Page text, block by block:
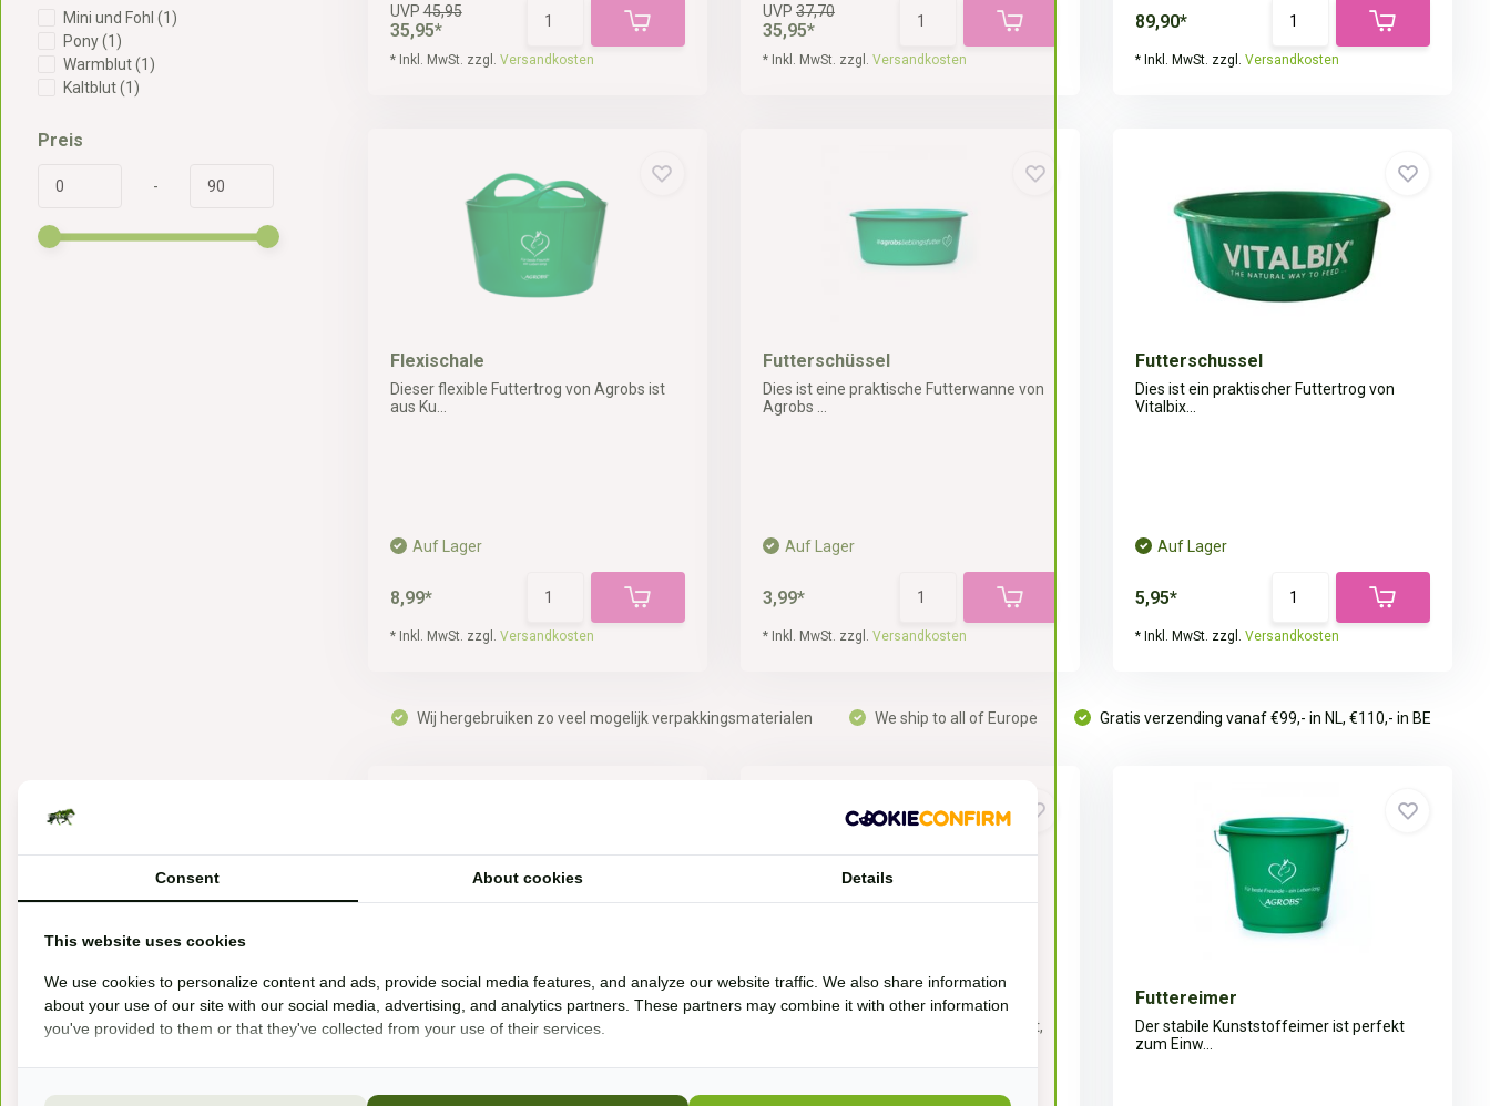
Mini und Fohl (1)
Pony(1)
Warmblut(1)
Kaltblut(1)
Preis
-
UVP45,95
35,95*
* Inkl. MwSt. zzgl. Versandkosten
UVP 37,70
35,95*
* Inkl. MwSt. zzgl. Versandkosten
89,90*
* Inkl. MwSt. zzgl.Versandkosten
Flexischale
Dieser flexible Futtertrog von Agrobs ist
aus Ku...
Auf Lager
8,99*
* Inkl. MwSt. zzgl. Versandkosten
Futterschüssel
Dies ist eine praktische Futterwanne von
Agrobs ...
Auf Lager
3,99*
* Inkl. MwSt. zzgl. Versandkosten
Futterschussel
Dies ist ein praktischer Futtertrog von
Vitalbix...
Auf Lager
5,95*
* Inkl. MwSt. zzgl.Versandkosten
Wij hergebruiken zo veel mogelijk verpakkingsmaterialen We ship to all of Europe Gratis verzending vanaf €99,- in NL, €110,- in BE
Deckel des Futtereimers
Der stabile Kunststoffdeckel ist ideal zum
Deckel Futterschale
Vitalbix Deckel Futterschale ist geeignet,
Futtereimer
Der stabile Kunststoffeimer ist perfekt
zum Einw...
Consent About cookies Details
This website uses cookies
We use cookies to personalize content and ads, provide social media features, and analyze our website traffic. We also share information
about your use of our site with our social media, advertising, and analytics partners. These partners may combine it with other information
you've provided to them or that they've collected from your use of their services.